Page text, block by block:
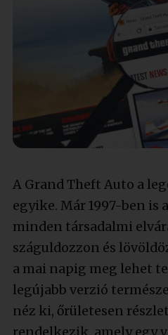
A Grand Theft Auto a
egyike. Már 1997-ben is
minden társadalmi
száguldozzon és
a mai napig meg lehet
legújabb verzió
néz ki, őrületesen
rendelkezik, amely egy